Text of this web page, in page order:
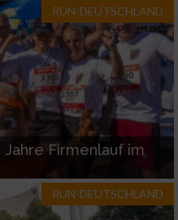
RUN-DEUTSCHLAND
Firmenlauf im
RUN-DEUTSCHLAND